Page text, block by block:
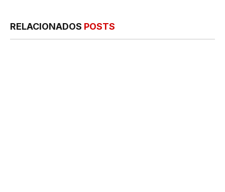
RELACIONADOS POSTS